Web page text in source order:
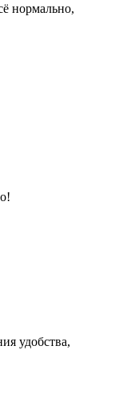
нормально,
удобства,